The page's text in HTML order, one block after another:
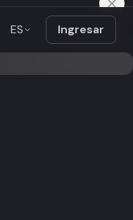
ES Ingresar